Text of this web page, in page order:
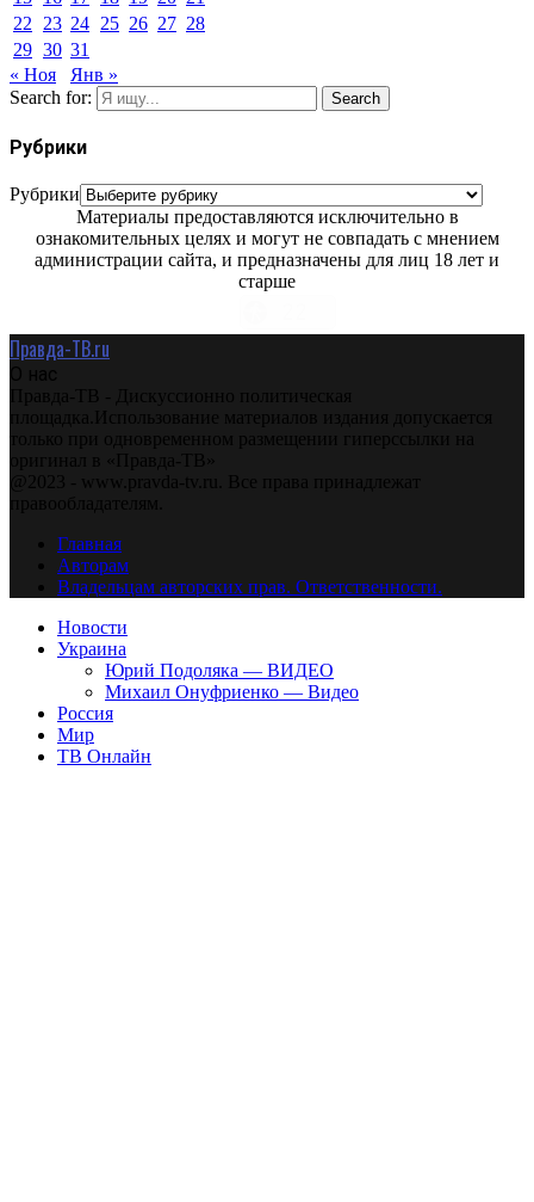
22
23 24 25 26 27 28
29 30 31
« Ноя
Янв »
Search for:
Search
Рубрики
Рубрики
Материалы предоставляются исключительно в
ознакомительных целях и могут не совпадать с мнением
администрации сайта, и предназначены для лиц 18 лет и
старше
Правда-ТВ.ru
О нас
Правда-ТВ - Дискуссионно политическая
площадка.Использование материалов издания допускается
только при одновременном размещении гиперссылки на
оригинал в «Правда-ТВ»
@2023 - www.pravda-tv.ru. Все права принадлежат
правообладателям.
Главная
Авторам
Владельцам авторских прав. Ответственности.
Новости
Украина
Юрий Подоляка — ВИДЕО
Михаил Онуфриенко — Видео
Россия
Мир
ТВ Онлайн